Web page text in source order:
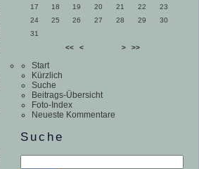
17
18 19 20 21 22
23
24
25 26 27 28 29
30
31
<<
< > >>
Start
Kürzlich
Suche
Beitrags-Übersicht
Foto-Index
Neueste Kommentare
Suche